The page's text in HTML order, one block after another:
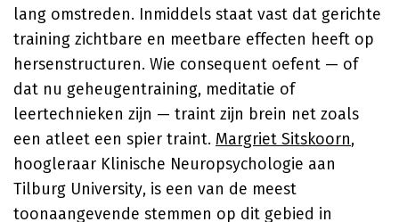
lang omstreden. Inmiddels staat vast dat gerichte
training zichtbare en meetbare effecten heeft op
hersenstructuren. Wie consequent oefent — of
dat nu geheugentraining, meditatie of
leertechnieken zijn — traint zijn brein net zoals
een atleet een spier traint. Margriet Sitskoorn,
hoogleraar Klinische Neuropsychologie aan
Tilburg University, is een van de meest
toonaangevende stemmen op dit gebied in